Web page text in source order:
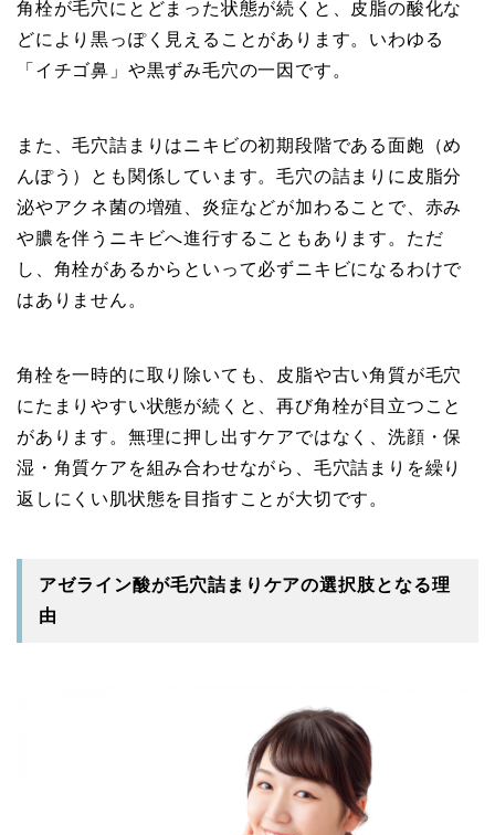
角栓が毛穴にとどまった状態が続くと、皮脂の酸化な
どにより黒っぽく見えることがあります。いわゆる
「イチゴ鼻」や黒ずみ毛穴の一因です。
また、毛穴詰まりはニキビの初期段階である面皰（め
んぽう）とも関係しています。毛穴の詰まりに皮脂分
泌やアクネ菌の増殖、炎症などが加わることで、赤み
や膿を伴うニキビへ進行することもあります。ただ
し、角栓があるからといって必ずニキビになるわけで
はありません。
角栓を一時的に取り除いても、皮脂や古い角質が毛穴
にたまりやすい状態が続くと、再び角栓が目立つこと
があります。無理に押し出すケアではなく、洗顔・保
湿・角質ケアを組み合わせながら、毛穴詰まりを繰り
返しにくい肌状態を目指すことが大切です。
アゼライン酸が毛穴詰まりケアの選択肢となる理
由